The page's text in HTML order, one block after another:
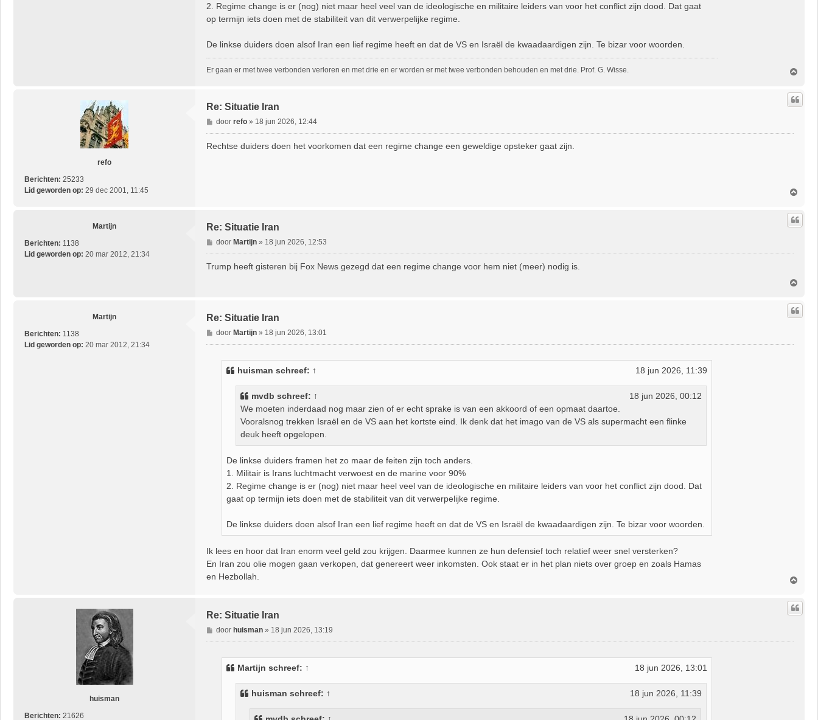
2. Regime change is er (nog) niet maar heel veel van de ideologische en militaire leiders van voor het conflict zijn dood. Dat gaat
op termijn iets doen met de stabiliteit van dit verwerpelijke regime.
De linkse duiders doen alsof Iran een lief regime heeft en dat de VS en Israël de kwaadaardigen zijn. Te bizar voor woorden.
Er gaan er met twee verbonden verloren en met drie en er worden er met twee verbonden behouden en met drie. Prof. G. Wisse.
h
o
refo
Berichten: 25233
Lid geworden op: 29 dec 2001, 11:45
Re: Situatie Iran
B
e
door refo» 18 jun 2026, 12:44
Rechtse duiders doen het voorkomen dat een regime change een geweldige opsteker gaat zijn.
h
o
Martijn
Berichten: 1138
Lid geworden op: 20 mar 2012, 21:34
Re: Situatie Iran
B
e
door Martijn» 18 jun 2026, 12:53
Trump heeft gisteren bij Fox News gezegd dat een regime change voor hem niet (meer) nodig is.
h
o
Martijn
Berichten: 1138
Lid geworden op: 20 mar 2012, 21:34
Re: Situatie Iran
B
e
door Martijn» 18 jun 2026, 13:01
huisman schreef: ↑ 18 jun 2026, 11:39
mvdb schreef: ↑
18 jun 2026, 00:12
We moeten inderdaad nog maar zien of er echt sprake is van een akkoord of een opmaat daartoe.
Vooralsnog trekken Israël en de VS aan het kortste eind. Ik denk dat het imago van de VS als supermacht een flinke
deuk heeft opgelopen.
De linkse duiders framen het zo maar de feiten zijn toch anders.
1. Militair is Irans luchtmacht verwoest en de marine voor 90%
2. Regime change is er (nog) niet maar heel veel van de ideologische en militaire leiders van voor het conflict zijn dood. Dat
gaat op termijn iets doen met de stabiliteit van dit verwerpelijke regime.
De linkse duiders doen alsof Iran een lief regime heeft en dat de VS en Israël de kwaadaardigen zijn. Te bizar voor woorden.
Ik lees en hoor dat Iran enorm veel geld zou krijgen. Daarmee kunnen ze hun defensief toch relatief weer snel versterken?
En Iran zou olie mogen gaan verkopen, dat genereert weer inkomsten. Ook staat er in het plan niets over groep en zoals Hamas
en Hezbollah.
h
o
huisman
Berichten: 21626
Re: Situatie Iran
B
e
door huisman» 18 jun 2026, 13:19
Martijn schreef: ↑ 18 jun 2026, 13:01
huisman schreef: ↑ 18 jun 2026, 11:39